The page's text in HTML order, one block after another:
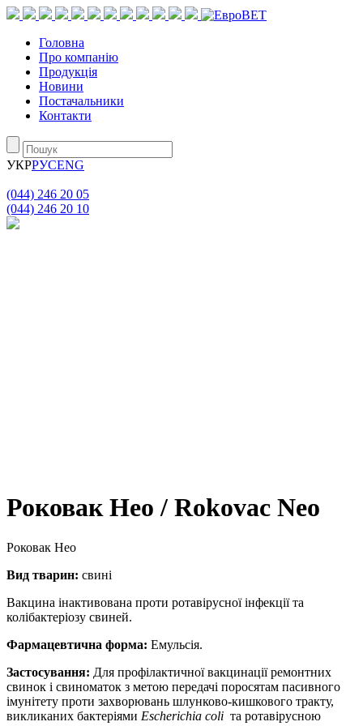
Головна
Про компанію
Продукція
Новини
Постачальники
Контакти
УКРРУСENG
(044) 246 20 05
(044) 246 20 10
Роковак Нео / Rokovac Neo
Роковак Нео
Вид тварин: свині
Вакцина інактивована проти ротавірусної інфекції та
колібактеріозу свиней.
Фармацевтична форма: Емульсія.
Застосування: Для профілактичної вакцинації ремонтних
свинок і свиноматок з метою передачі поросятам пасивного
імунітету проти захворювань шлунково-кишкового тракту,
викликаних бактеріями Escherichia coli та ротавірусною